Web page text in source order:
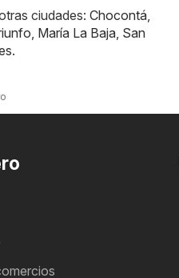
ciudades: Chocontá,
, María La Baja, San
.